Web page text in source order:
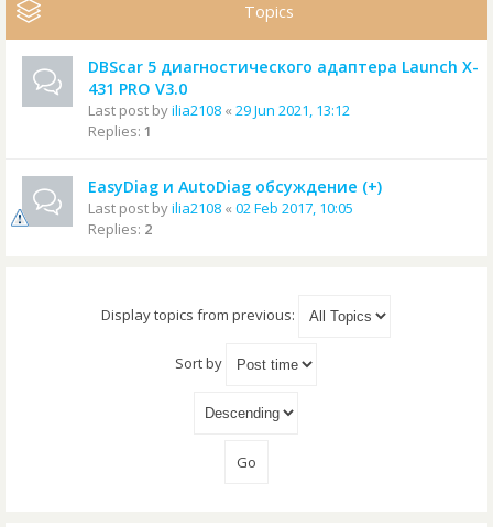
Topics
DBScar 5 диагностического адаптера Launch X-
431 PRO V3.0
Last post byilia2108 « 29 Jun 2021, 13:12
Replies: 1
EasyDiag и AutoDiag обсуждение (+)
Last post byilia2108 « 02 Feb 2017, 10:05
Replies: 2
Display topics from previous:
Sort by